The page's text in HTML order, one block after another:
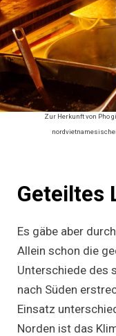
Zur Herkunft von Pho
Geteiltes
Es gäbe aber
Allein schon die
Unterschiede des
nach Süden
Einsatz
Norden ist das